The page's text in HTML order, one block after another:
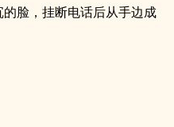
脸，挂断电话后从手边成